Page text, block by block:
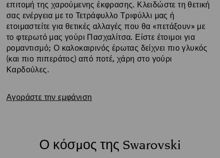
επιτομή της χαρούμενης έκφρασης. Κλειδώστε τη θετική
σας ενέργεια με το Τετράφυλλο Τριφύλλι μας ή
ετοιμαστείτε για θετικές αλλαγές που θα «πετάξουν» με
το φτερωτό μας γούρι Πασχαλίτσα. Είστε έτοιμοι για
ρομαντισμό; Ο καλοκαιρινός έρωτας δείχνει πιο γλυκός
(και πιο πιπεράτος) από ποτέ, χάρη στο γούρι
Καρδούλες.
Αγοράστε την εμφάνιση
Ο κόσμος της Swarovski